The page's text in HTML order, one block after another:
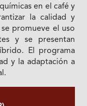
en el café y
la calidad y
promueve el uso
y se presentan
El programa
y la adaptación a